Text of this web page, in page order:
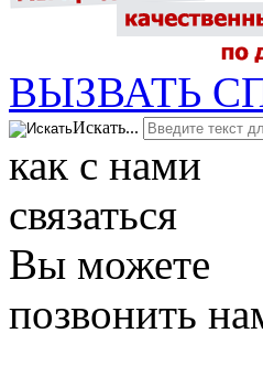
ВЫЗВАТЬ
Искать...
как с нами
связаться
Вы можете
позвонить